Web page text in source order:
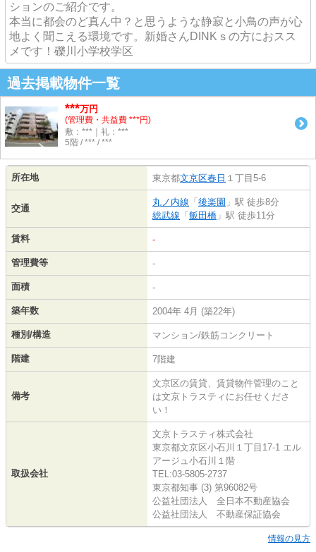
ションのご紹介です。
本当に都会のど真ん中？と思うような静寂と小鳥の声が心
地よく聞こえる環境です。新婚さんDINKｓの方におスス
メです！礫川小学校学区
過去掲載物件一覧
***万円
(管理費・共益費 ***円)
敷：***｜礼：***
5階 / *** / ***
所在地 東京都文京区春日 １丁目5-6
交通
丸ノ内線 「 後楽園 」駅 徒歩8分
総武線 「 飯田橋 」駅 徒歩11分
賃料 -
管理費等 -
面積 -
築年数 2004年 4月 (築22年)
種別/構造 マンション/鉄筋コンクリート
階建 7階建
備考
文京区の賃貸、賃貸物件管理のこと
は文京トラスティにお任せくださ
い！
取扱会社
文京トラスティ株式会社
東京都文京区小石川１丁目17-1 エル
アージュ小石川１階
TEL:03-5805-2737
東京都知事 (3) 第96082号
公益社団法人 全日本不動産協会
公益社団法人 不動産保証協会
情報の見方